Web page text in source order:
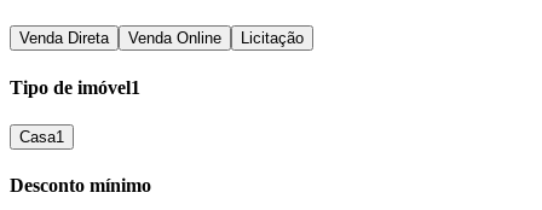
Venda Direta Venda Online Licitação
Tipo de imóvel1
Casa1
Desconto mínimo